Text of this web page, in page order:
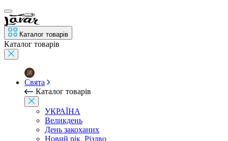
Каталог товарів
Каталог товарів
Свята
Каталог товарів
УКРАЇНА
Великдень
День закоханих
Новий рік. Різдво